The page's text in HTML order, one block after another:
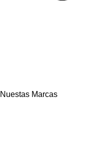
Nuestas Marcas